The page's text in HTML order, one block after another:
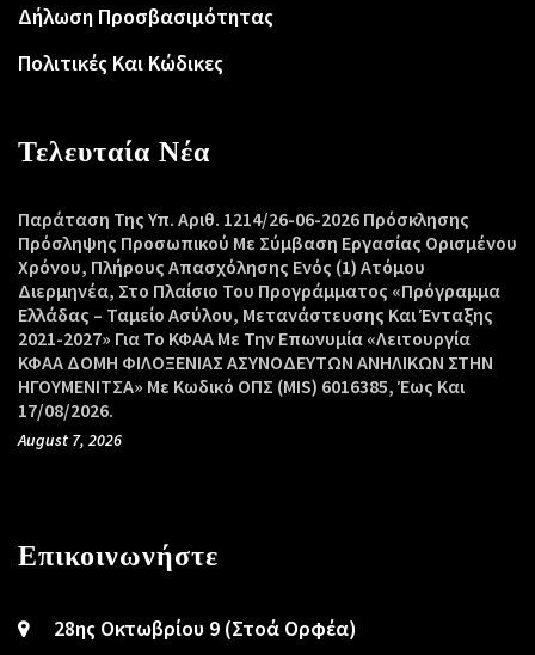
Δήλωση Προσβασιμότητας
Πολιτικές Και Κώδικες
Τελευταία Νέα
Παράταση Της Υπ. Αριθ. 1214/26-06-2026 Πρόσκλησης
Πρόσληψης Προσωπικού Με Σύμβαση Εργασίας Ορισμένου
Χρόνου, Πλήρους Απασχόλησης Ενός (1) Ατόμου
Διερμηνέα, Στο Πλαίσιο Του Προγράμματος «Πρόγραμμα
Ελλάδας – Ταμείο Ασύλου, Μετανάστευσης Και Ένταξης
2021-2027» Για Το ΚΦΑΑ Με Την Επωνυμία «Λειτουργία
ΚΦΑΑ ΔΟΜΗ ΦΙΛΟΞΕΝΙΑΣ ΑΣΥΝΟΔΕΥΤΩΝ ΑΝΗΛΙΚΩΝ ΣΤΗΝ
ΗΓΟΥΜΕΝΙΤΣΑ» Με Κωδικό ΟΠΣ (MIS) 6016385, Έως Και
17/08/2026.
August 7, 2026
Επικοινωνήστε
28ης Οκτωβρίου 9 (Στοά Ορφέα)